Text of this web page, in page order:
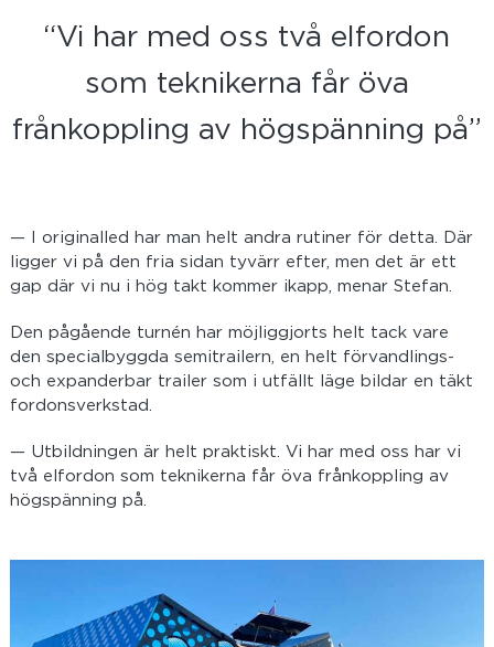
“Vi har med oss två elfordon
som teknikerna får öva
frånkoppling av högspänning på”
— I originalled har man helt andra rutiner för detta. Där
ligger vi på den fria sidan tyvärr efter, men det är ett
gap där vi nu i hög takt kommer ikapp, menar Stefan.
Den pågående turnén har möjliggjorts helt tack vare
den specialbyggda semitrailern, en helt förvandlings-
och expanderbar trailer som i utfällt läge bildar en täkt
fordonsverkstad.
— Utbildningen är helt praktiskt. Vi har med oss har vi
två elfordon som teknikerna får öva frånkoppling av
högspänning på.